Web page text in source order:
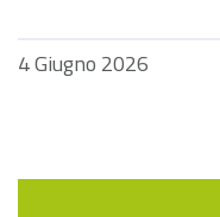
4 Giugno 2026